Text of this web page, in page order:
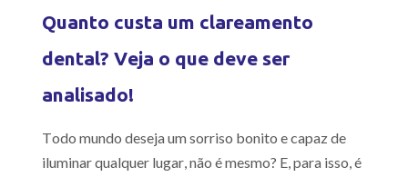
Quanto custa um clareamento
dental? Veja o que deve ser
analisado!
Todo mundo deseja um sorriso bonito e capaz de
iluminar qualquer lugar, não é mesmo? E, para isso, é